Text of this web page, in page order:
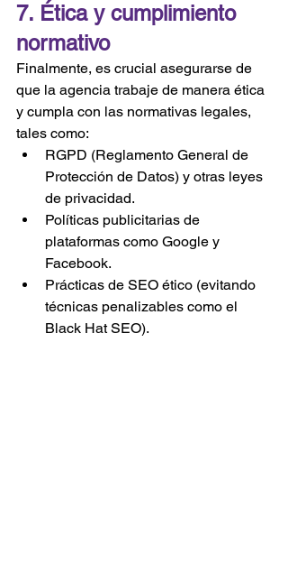
7. Ética y cumplimiento
normativo
Finalmente, es crucial asegurarse de
que la agencia trabaje de manera ética
y cumpla con las normativas legales,
tales como:
RGPD (Reglamento General de
Protección de Datos) y otras leyes
de privacidad.
Políticas publicitarias de
plataformas como Google y
Facebook.
Prácticas de SEO ético (evitando
técnicas penalizables como el
Black Hat SEO).